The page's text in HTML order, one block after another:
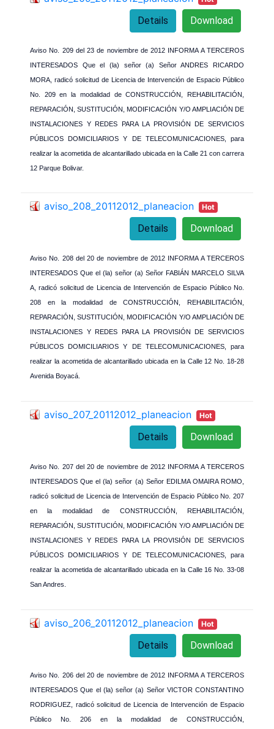
Download
Details
Aviso No. 209del 23 de noviembre de 2012 INFORMA A TERCEROS
INTERESADOS Que el (la) señor (a) Señor ANDRES RICARDO
MORA, radicó solicitud de Licencia de Intervención de Espacio Público
No. 209 en la modalidad de CONSTRUCCIÓN, REHABILITACIÓN,
REPARACIÓN, SUSTITUCIÓN, MODIFICACIÓN Y/O AMPLIACIÓN DE
INSTALACIONES Y REDES PARA LA PROVISIÓN DE SERVICIOS
PÚBLICOS DOMICILIARIOS Y DE TELECOMUNICACIONES, para
realizar la acometida de alcantarillado ubicada en la Calle 21 con carrera
12 Parque Bolivar.
aviso_208_20112012_planeacion Hot
Download
Details
Aviso No. 208 del 20 de noviembre de 2012 INFORMA A TERCEROS
INTERESADOS Que el (la) señor (a) Señor FABIÁN MARCELO SILVA
A, radicó solicitud de Licencia de Intervención de Espacio Público No.
208 en la modalidad de CONSTRUCCIÓN, REHABILITACIÓN,
REPARACIÓN, SUSTITUCIÓN, MODIFICACIÓN Y/O AMPLIACIÓN DE
INSTALACIONES Y REDES PARA LA PROVISIÓN DE SERVICIOS
PÚBLICOS DOMICILIARIOS Y DE TELECOMUNICACIONES, para
realizar la acometida de alcantarillado ubicada en la Calle 12 No. 18-28
Avenida Boyacá.
aviso_207_20112012_planeacion Hot
Download
Details
Aviso No. 207del 20 de noviembre de 2012 INFORMA A TERCEROS
INTERESADOS Que el (la) señor (a) Señor EDILMA OMAIRA ROMO,
radicó solicitud de Licencia de Intervención de Espacio Público No. 207
en la modalidad de CONSTRUCCIÓN, REHABILITACIÓN,
REPARACIÓN, SUSTITUCIÓN, MODIFICACIÓN Y/O AMPLIACIÓN DE
INSTALACIONES Y REDES PARA LA PROVISIÓN DE SERVICIOS
PÚBLICOS DOMICILIARIOS Y DE TELECOMUNICACIONES, para
realizar la acometida de alcantarillado ubicada en la Calle 16 No. 33-08
San Andres.
aviso_206_20112012_planeacion Hot
Download
Details
Aviso No. 206 del 20 de noviembre de 2012 INFORMA A TERCEROS
INTERESADOS Que el (la) señor (a) Señor VICTOR CONSTANTINO
RODRIGUEZ, radicó solicitud de Licencia de Intervención de Espacio
Público No. 206 en la modalidad de CONSTRUCCIÓN,